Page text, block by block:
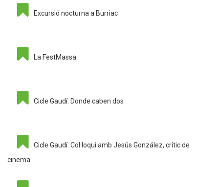
Excursió nocturna a Burriac
La FestMassa
Cicle Gaudí: Donde caben dos
Cicle Gaudí: Col·loqui amb Jesús González, crític de
cinema